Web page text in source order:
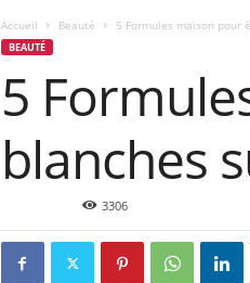
Accueil Beauté 5 Formules maison pour
BEAUTÉ
5
blanches
3306